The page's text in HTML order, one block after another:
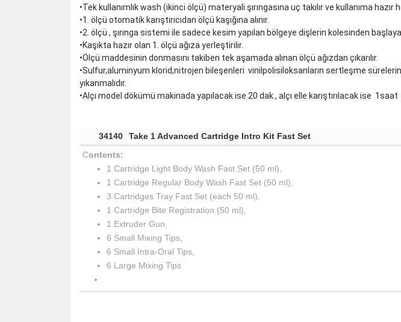
•Tek kullanımlık wash (ikinci ölçü) materyali şırıngasına uç takılır ve kullanıma hazır
•1. ölçü otomatik karıştırıcıdan ölçü kaşığına alınır.
•2. ölçü , şırınga sistemi ile sadece kesim yapılan bölgeye dişlerin kolesinden
•Kaşıkta hazır olan 1. ölçü ağıza yerleştirilir.
•Ölçü maddesinin donmasını takiben tek aşamada alınan ölçü ağızdan çıkarılır.
•Sulfur,aluminyum klorid,nitrojen bileşenleri vinilpolisiloksanların sertleşme
yıkanmalıdır.
•Alçı model dökümü makinada yapılacak ise 20 dak., alçı elle karıştırılacak ise
34140
Take 1 Advanced Cartridge Intro Kit Fast Set
Contents:
1 Cartridge Light Body Wash Fast Set (50 ml),
1 Cartridge Regular Body Wash Fast Set (50 ml),
3 Cartridges Tray Fast Set (each 50 ml),
1 Cartridge Bite Registration (50 ml),
1 Extruder Gun,
6 Small Mixing Tips,
6 Small Intra-Oral Tips,
6 Large Mixing Tips